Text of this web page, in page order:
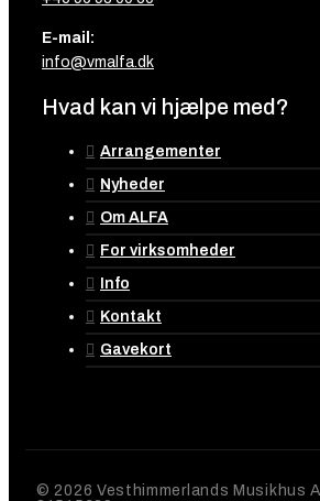
E-mail:
info@vmalfa.dk
Hvad kan vi hjælpe med?
Arrangementer
Nyheder
Om ALFA
For virksomheder
Info
Kontakt
Gavekort
© 2026 Vesthimmerlands Musikhus